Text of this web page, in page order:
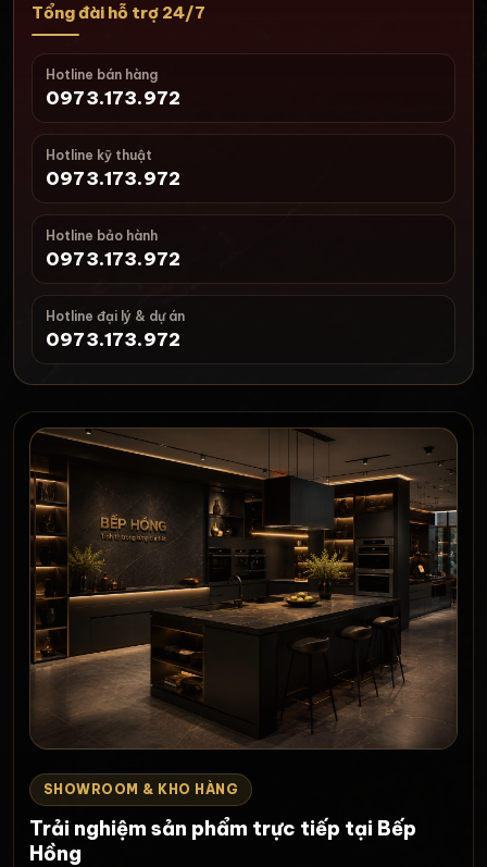
Tổng đài hỗ trợ 24/7
Hotline bán hàng
0973.173.972
Hotline kỹ thuật
0973.173.972
Hotline bảo hành
0973.173.972
Hotline đại lý & dự án
0973.173.972
SHOWROOM & KHO HÀNG
Trải nghiệm sản phẩm trực tiếp tại Bếp
Hồng